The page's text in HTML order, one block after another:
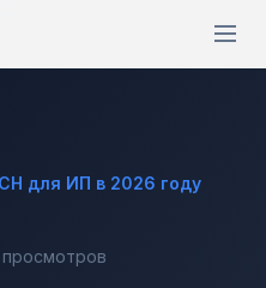
для ИП в 2026 году